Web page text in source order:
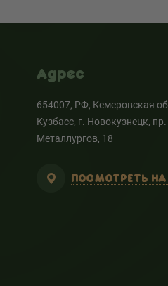
Адрес
654007, РФ, Кемеровская
Кузбасс, г. Новокузнецк, пр.
Металлургов, 18
ПОСМОТРЕТЬ НА